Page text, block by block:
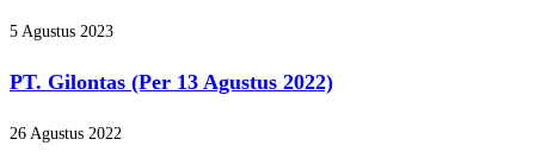
5 Agustus 2023
PT. Gilontas (Per 13 Agustus 2022)
26 Agustus 2022